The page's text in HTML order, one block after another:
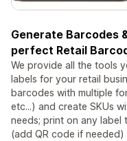
Generate Barcodes
perfect Retail
We provide all the tools
labels for your retail
barcodes with multiple
etc...) and create SKUs
needs; print on any label
(add QR code if